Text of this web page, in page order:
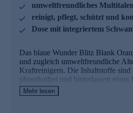
Die Vorteile des Putzsteins
säure- und phosphatfrei
Abperleffekt schützt vor
unbegrenzt haltbar
dermatologisch getestet
biologisch abbaubar
umweltfreundliches
reinigt, pflegt, schützt und
Dose mit integriertem
Das blaue Wunder Blitz Blank
und zugleich umweltfreundliche
Kraftreinigern. Die Inhaltstoffe sind
phosphatfrei und hinterlassen
Putzstein reinigt, poliert und
Der Abperleffekt macht die
Mehr lesen